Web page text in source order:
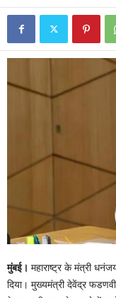
मुंबई। महाराष्ट्र के मंत्री
दिया। मुख्यमंत्री देवेंद्र